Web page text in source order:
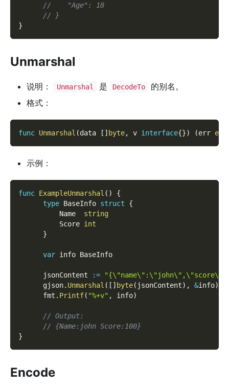
//    "Age": 18
// }
}
Unmarshal
说明： Unmarshal 是 DecodeTo
的别名。
格式：
func Unmarshal (data [ ] byte, v interface{}) (err
示例：
func ExampleUnmarshal ( )
{
type BaseInfo struct
{
          Name
string
          Score
int
}
var info BaseInfo
      jsonContent
:=
      gjson
. Unmarshal ( [ ] byte( jsonContent) , &info)
      fmt
. Printf( "%+v" , info)
// Output:
// {Name:john Score:100}
}
Encode